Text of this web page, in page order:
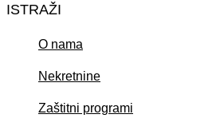
ISTRAŽI
O nama
Nekretnine
Zaštitni programi